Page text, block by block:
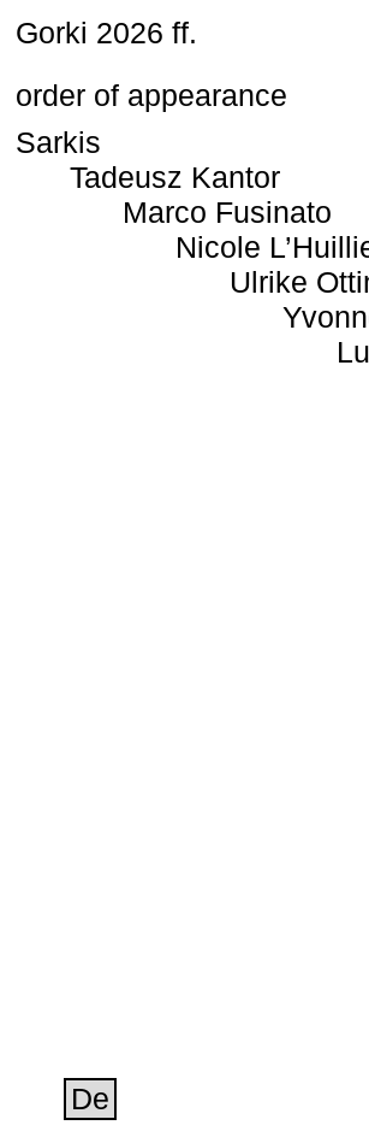
Gorki 2026 ff.
order of appearance
Sarkis
Tadeusz Kantor
Marco Fusinato
Nicole
Ulrike
De